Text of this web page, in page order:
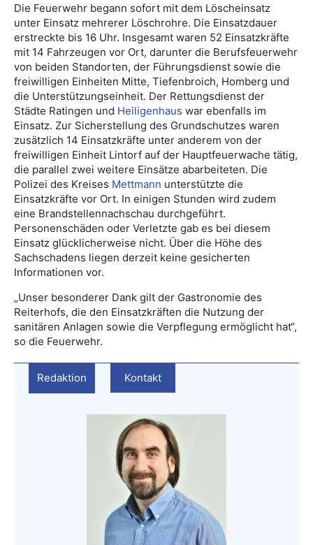
Die Feuerwehr begann sofort mit dem Löscheinsatz
unter Einsatz mehrerer Löschrohre. Die Einsatzdauer
erstreckte bis 16 Uhr. Insgesamt waren 52 Einsatzkräfte
mit 14 Fahrzeugen vor Ort, darunter die Berufsfeuerwehr
von beiden Standorten, der Führungsdienst sowie die
freiwilligen Einheiten Mitte, Tiefenbroich, Homberg und
die Unterstützungseinheit. Der Rettungsdienst der
Städte Ratingen und Heiligenhaus war ebenfalls im
Einsatz. Zur Sicherstellung des Grundschutzes waren
zusätzlich 14 Einsatzkräfte unter anderem von der
freiwilligen Einheit Lintorf auf der Hauptfeuerwache tätig,
die parallel zwei weitere Einsätze abarbeiteten. Die
Polizei des Kreises Mettmann unterstützte die
Einsatzkräfte vor Ort. In einigen Stunden wird zudem
eine Brandstellennachschau durchgeführt.
Personenschäden oder Verletzte gab es bei diesem
Einsatz glücklicherweise nicht. Über die Höhe des
Sachschadens liegen derzeit keine gesicherten
Informationen vor.
„Unser besonderer Dank gilt der Gastronomie des
Reiterhofs, die den Einsatzkräften die Nutzung der
sanitären Anlagen sowie die Verpflegung ermöglicht hat“,
so die Feuerwehr.
Redaktion Kontakt